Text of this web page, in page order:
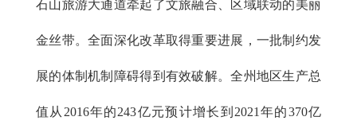
石山旅游大通道牵起了文旅融合、区域联动的美丽
金丝带。全面深化改革取得重要进展，一批制约发
展的体制机制障碍得到有效破解。全州地区生产总
值从2016年的243亿元预计增长到2021年的370亿